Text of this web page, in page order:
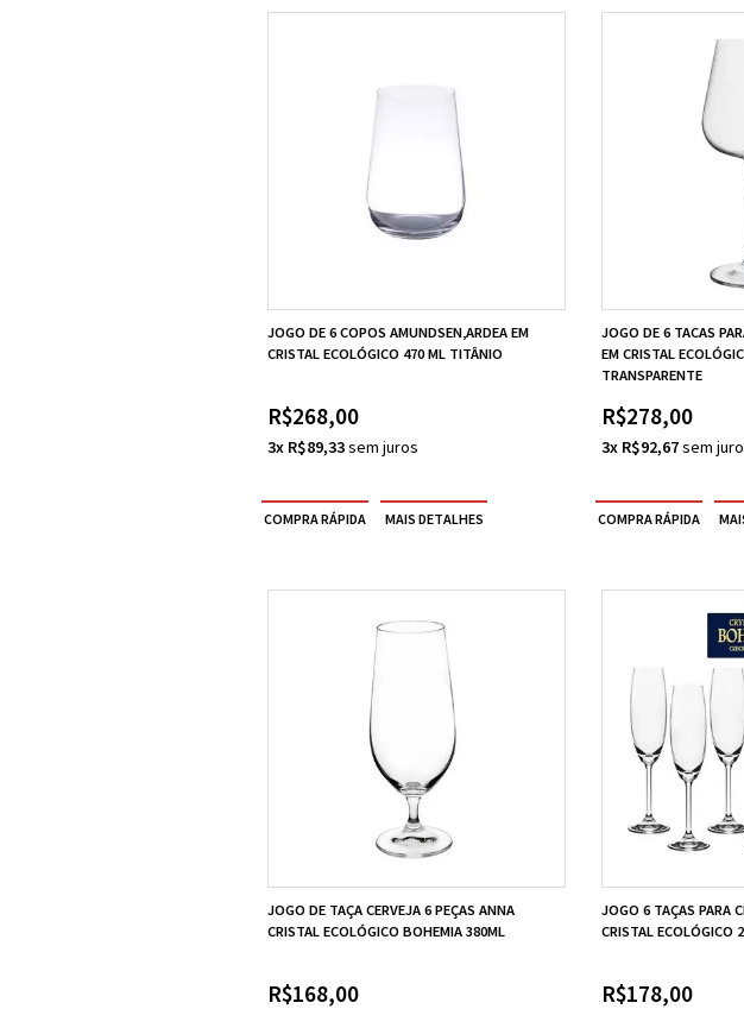
JOGO DE 6 COPOS AMUNDSEN,ARDEA EM
CRISTAL ECOLÓGICO 470 ML TITÂNIO
R$268,00
3x R$89,33
JOGO DE 6 TACAS
EM CRISTAL
TRANSPARENTE
R$278,00
3x R$92,67
JOGO DE TAÇA CERVEJA 6 PEÇAS ANNA
CRISTAL ECOLÓGICO BOHEMIA 380ML
R$168,00
JOGO 6 TAÇAS PARA
CRISTAL ECOLÓGICO
R$178,00